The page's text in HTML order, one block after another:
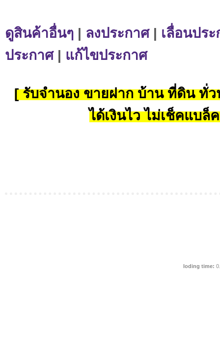
ดูสินค้าอื่นๆ | ลงประกาศ| เลื่อนปร
ประกาศ| แก้ไขประกาศ
[ รับจำนอง ขายฝาก บ้าน ที่ดิน ทั่ว
ได้เงินไว ไม่เช็คแบล็
loding time: